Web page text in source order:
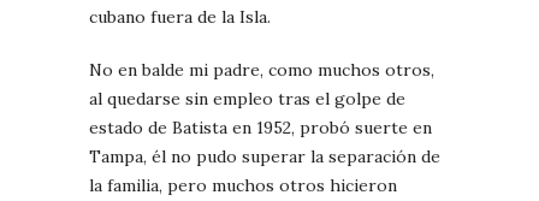
cubano fuera de la Isla.
No en balde mi padre, como muchos otros,
al quedarse sin empleo tras el golpe de
estado de Batista en 1952, probó suerte en
Tampa, él no pudo superar la separación de
la familia, pero muchos otros hicieron